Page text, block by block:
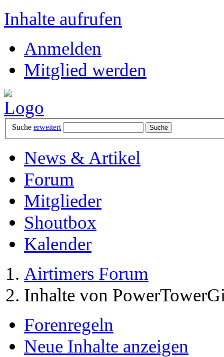
Inhalte aufrufen
Anmelden
Mitglied werden
Suche erweitert
News & Artikel
Forum
Mitglieder
Shoutbox
Kalender
Airtimers Forum
Inhalte von
Forenregeln
Neue Inhalte anzeigen